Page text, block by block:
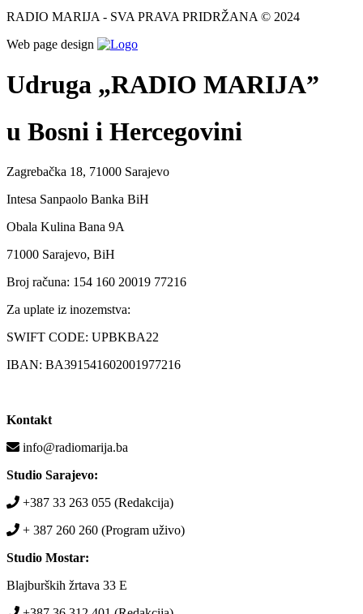
RADIO MARIJA - SVA PRAVA PRIDRŽANA © 2024
Web page design
Udruga „RADIO MARIJA”
u Bosni i Hercegovini
Zagrebačka 18, 71000 Sarajevo
Intesa Sanpaolo Banka BiH
Obala Kulina Bana 9A
71000 Sarajevo, BiH
Broj računa: 154 160 20019 77216
Za uplate iz inozemstva:
SWIFT CODE: UPBKBA22
IBAN: BA391541602001977216
Kontakt
info@radiomarija.ba
Studio Sarajevo:
+387 33 263 055 (Redakcija)
+ 387 260 260 (Program uživo)
Studio Mostar:
Blajburških žrtava 33 E